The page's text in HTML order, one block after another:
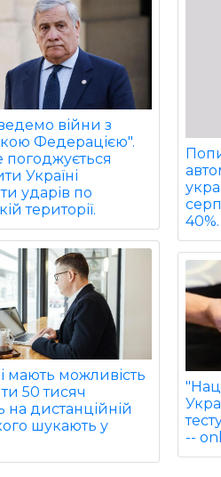
війни з
Федерацією".
погоджується
Україні
ударів по
території.
мають можливість
50 тисяч
на дистанційній
шукають у
40%.
--